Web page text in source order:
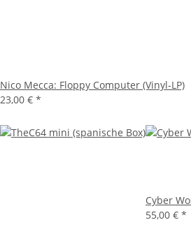
Nico Mecca: Floppy Computer (Vinyl-LP)
23,00 € *
Cyber
55,00 € *